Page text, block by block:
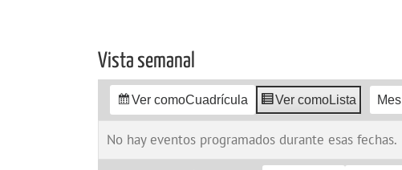
Vista semanal
Ver comoCuadrícula Ver comoLista Mes
No hay eventos programados durante esas fechas.